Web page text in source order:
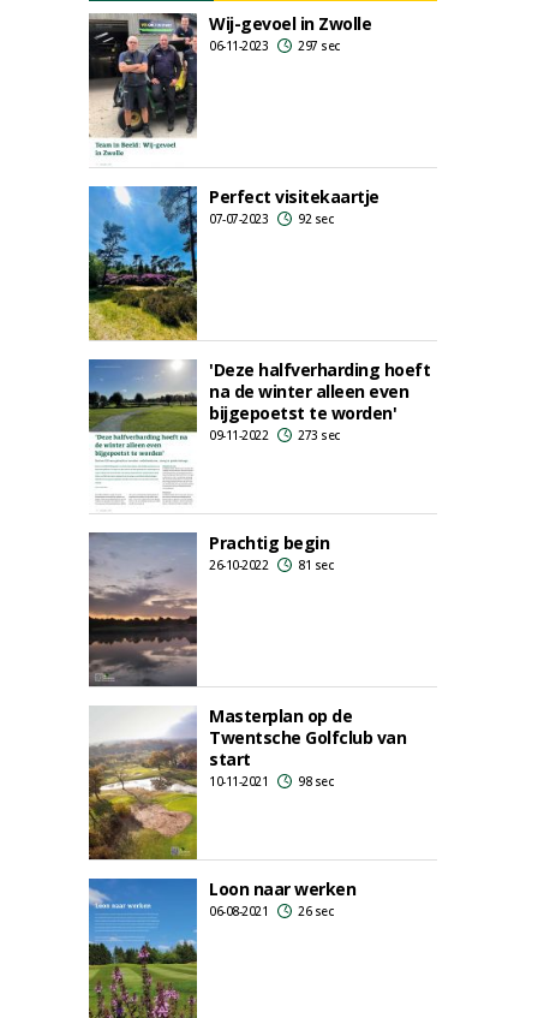
Wij-gevoel in Zwolle
06-11-2023 297 sec
Perfect visitekaartje
07-07-2023 92 sec
'Deze halfverharding hoeft
na de winter alleen even
bijgepoetst te worden'
09-11-2022 273 sec
Prachtig begin
26-10-2022 81 sec
Masterplan op de
Twentsche Golfclub van
start
10-11-2021 98 sec
Loon naar werken
06-08-2021 26 sec